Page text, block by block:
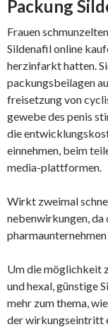
Packung
Frauen
Sildenafil online
herzinfarkt hatten.
packungsbeilagen
freisetzung von
gewebe des penis
die
einnehmen, beim
media-plattformen.
Wirkt zweimal
nebenwirkungen,
Um die möglichkeit
und hexal, günstige
mehr zum thema,
der wirkungseintritt